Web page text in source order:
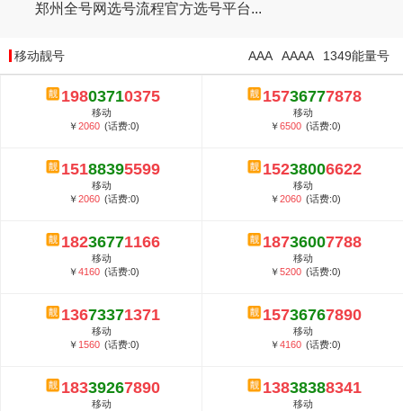
郑州全号网选号流程官方选号平台...
2020​联通最新套餐资费...
2020​电信最新套餐资费...
5G套餐资费贵吗？与国际相比很低会...
郑州全号网选号流程官方选号平台...
移动靓号 1349能量号
AAAA
AAA
19803710375
移动
￥2060 (话费:0)
15736777878
移动
￥6500 (话费:0)
15188395599
移动
￥2060 (话费:0)
15238006622
移动
￥2060 (话费:0)
18236771166
移动
￥4160 (话费:0)
18736007788
移动
￥5200 (话费:0)
13673371371
移动
￥ 1560 (话费:0)
15736767890
移动
￥4160 (话费:0)
18339267890
移动
13838388341
移动